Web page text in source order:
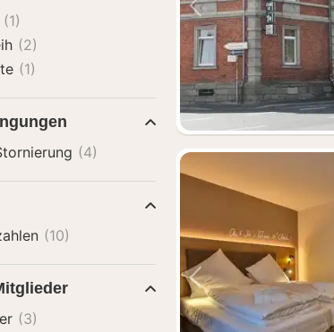
Vorheriges Bild
Vorheriges Bild
(1)
(2)
(1)
(4)
(10)
(3)